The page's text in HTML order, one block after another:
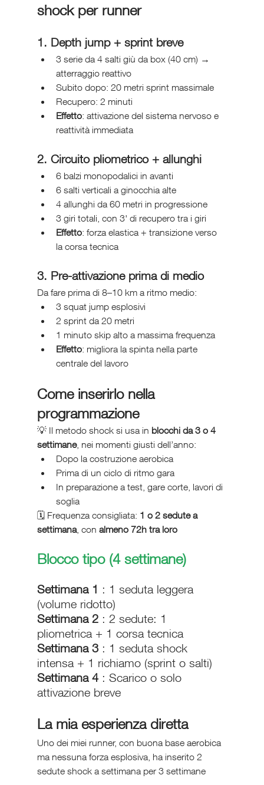
shock per runner
1. Depth jump + sprint breve
3 serie da 4 salti giù da box (40 cm) →
atterraggio reattivo
Subito dopo: 20 metri sprint massimale
Recupero: 2 minuti
Effetto: attivazione del sistema nervoso e
reattività immediata
2. Circuito pliometrico + allunghi
6 balzi monopodalici in avanti
6 salti verticali a ginocchia alte
4 allunghi da 60 metri in progressione
3 giri totali, con 3' di recupero tra i giri
Effetto: forza elastica + transizione verso
la corsa tecnica
3. Pre-attivazione prima di medio
Da fare prima di 8–10 km a ritmo medio:
3 squat jump esplosivi
2 sprint da 20 metri
1 minuto skip alto a massima frequenza
Effetto: migliora la spinta nella parte
centrale del lavoro
Come inserirlo nella
programmazione
💡 Il metodo shock si usa in blocchi da 3 o 4
settimane, nei momenti giusti dell’anno:
Dopo la costruzione aerobica
Prima di un ciclo di ritmo gara
In preparazione a test, gare corte, lavori di
soglia
🗓️ Frequenza consigliata: 1 o 2 sedute a
settimana, con almeno 72h tra loro
Blocco tipo (4 settimane)
Settimana 1 : 1 seduta leggera
(volume ridotto)
Settimana 2 : 2 sedute: 1
pliometrica + 1 corsa tecnica
Settimana 3 : 1 seduta shock
intensa + 1 richiamo (sprint o salti)
Settimana 4 : Scarico o solo
attivazione breve
La mia esperienza diretta
Uno dei miei runner, con buona base aerobica
ma nessuna forza esplosiva, ha inserito 2
sedute shock a settimana per 3 settimane